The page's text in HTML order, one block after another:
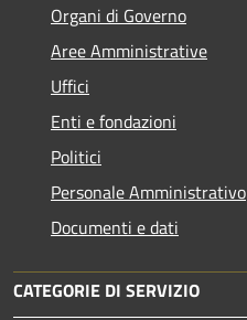
Organi di Governo
Aree Amministrative
Uffici
Enti e fondazioni
Politici
Personale Amministrativo
Documenti e dati
CATEGORIE DI SERVIZIO